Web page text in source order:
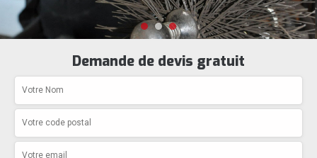
Demande de devis gratuit